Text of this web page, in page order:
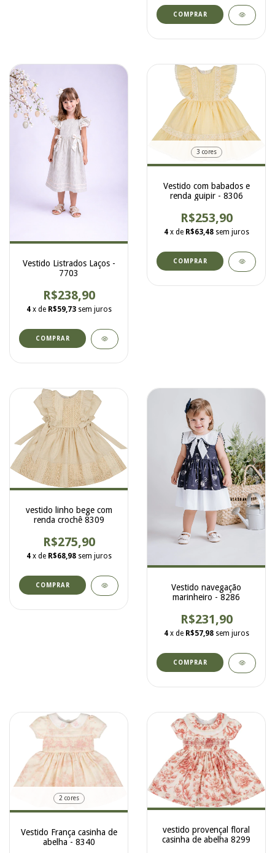
COMPRAR
Vestido Listrados Laços -
7703
R$238,90
4 x de R$59,73 sem juros
COMPRAR
3 cores
Vestido com babados e
renda guipir - 8306
R$253,90
4 x de R$63,48 sem juros
COMPRAR
vestido linho bege com
renda crochê 8309
R$275,90
4 x de R$68,98 sem juros
COMPRAR
Vestido navegação
marinheiro - 8286
R$231,90
4 x de R$57,98 sem juros
COMPRAR
2 cores
Vestido França casinha de
abelha - 8340
vestido provençal floral
casinha de abelha 8299